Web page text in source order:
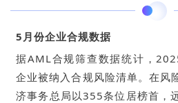
5月份企业合规数据
据AML合规筛查数据统计，
企业被纳入合规风险清单。在风
济事务总局以355条位居榜首，